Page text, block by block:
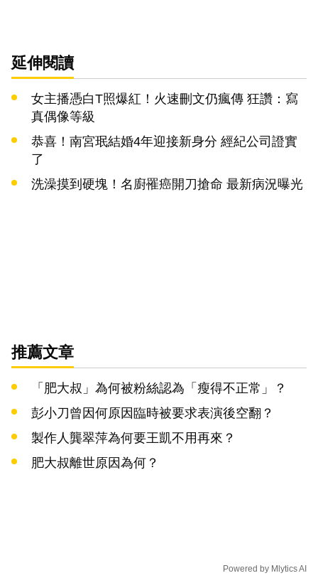
延伸閱讀
女主播憑白T照爆紅！火速刪文仍瘋傳 狂讚：寫
真偶像等級
恭喜！南宮珉結婚4年迎接新身分 經紀公司證實
了
洗澡摸到硬塊！名廚罹癌開刀搶命 最新病況曝光
推薦文章
「肥大叔」為何被粉絲認為「瘦得不正常」？
彭小刀曾因何原因臨時被要求表演後空翻？
製作人龔翠萍為何要王凱不用再來？
肥大叔離世原因為何？
Powered by Mlytics AI